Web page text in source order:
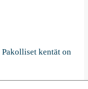
Pakolliset kentät on